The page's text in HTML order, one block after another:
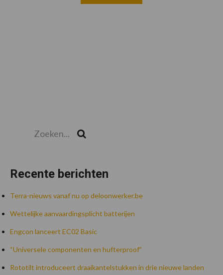
Recente berichten
Terra-nieuws vanaf nu op deloonwerker.be
Wettelijke aanvaardingsplicht batterijen
Engcon lanceert EC02 Basic
“Universele componenten en hufterproof”
Rototilt introduceert draaikantelstukken in drie nieuwe landen